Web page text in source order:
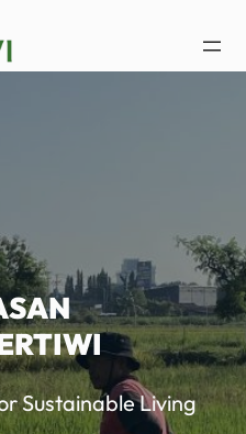
Sustainable Living